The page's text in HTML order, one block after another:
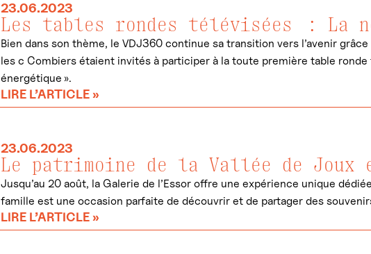
23.06.2023
Les tables rondes télévisées : La
Bien dans son thème, le VDJ360 continue sa transition vers l’avenir
les c Combiers étaient invités à participer à la toute première table
énergétique ».
LIRE L’ARTICLE »
23.06.2023
Le patrimoine de la Vallée de Joux
Jusqu’au 20 août, la Galerie de l’Essor offre une expérience unique
famille est une occasion parfaite de découvrir et de partager des
LIRE L’ARTICLE »